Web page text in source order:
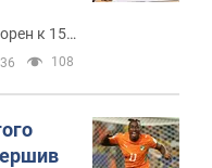
к 15
108